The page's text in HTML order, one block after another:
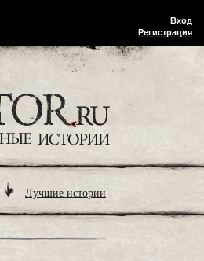
Вход
Регистрация
Лучшие истории